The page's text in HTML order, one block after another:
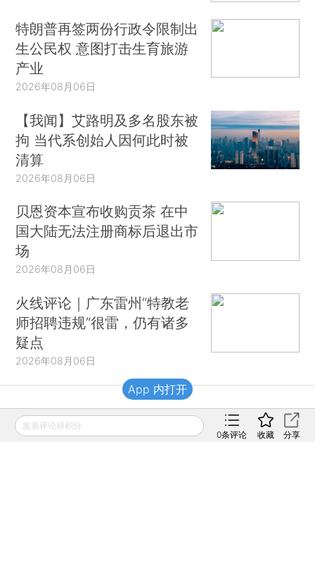
特朗普再签两份行政令限制出
生公民权 意图打击生育旅游
产业
2026年08月06日
【我闻】艾路明及多名股东被
拘 当代系创始人因何此时被
清算
2026年08月06日
贝恩资本宣布收购贡茶 在中
国大陆无法注册商标后退出市
场
2026年08月06日
火线评论｜广东雷州“特教老
师招聘违规”很雷，仍有诸多
疑点
2026年08月06日
财新移动
发表评论得积分
0条评论 收藏 分享
App 内打开